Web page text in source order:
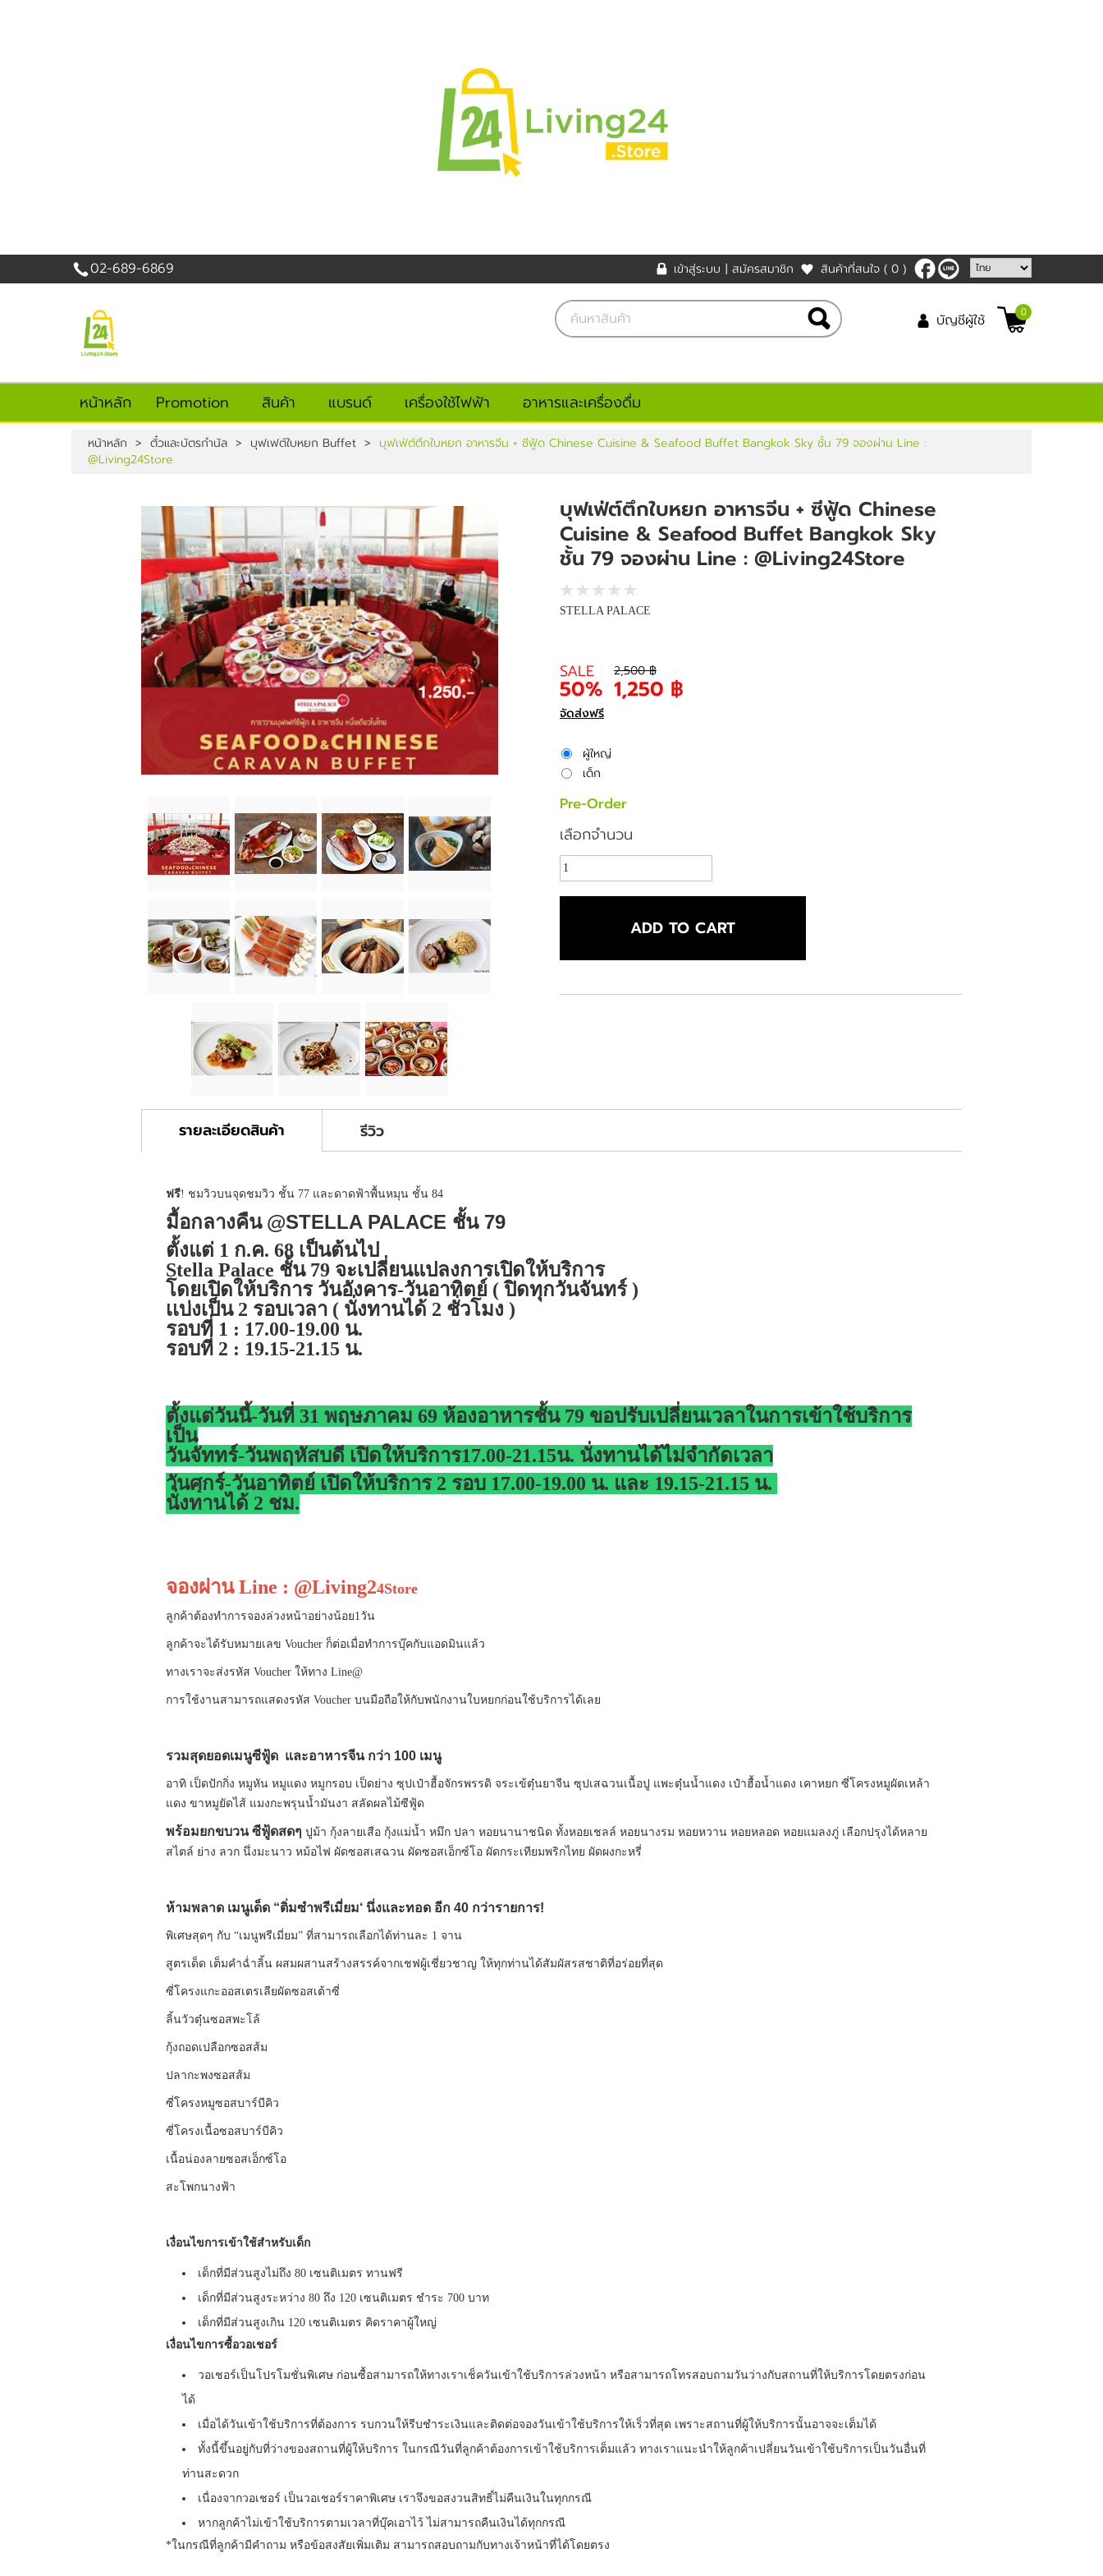
เครื่องใช้ไฟฟ้า
อาหารและเครื่องดื่ม
02-689-6869 เข้าสู่ระบบ | สมัครสมาชิก สินค้าที่สนใจ ( 0 )
บัญชีผู้ใช้ 0
หน้าหลัก Promotion สินค้า แบรนด์ เครื่องใช้ไฟฟ้า อาหารและเครื่องดื่ม
หน้าหลัก > ตั๋วและบัตรกำนัล > บุฟเฟต์ใบหยก Buffet > บุฟเฟ่ต์ตึกใบหยก อาหารจีน + ซีฟู้ด Chinese Cuisine & Seafood Buffet Bangkok Sky ชั้น 79 จองผ่าน Line :
@Living24Store
บุฟเฟ่ต์ตึกใบหยก อาหารจีน + ซีฟู้ด Chinese
Cuisine & Seafood Buffet Bangkok Sky
ชั้น 79 จองผ่าน Line : @Living24Store
STELLA PALACE
SALE
50%
2,500 ฿
1,250 ฿
จัดส่งฟรี
ผู้ใหญ่
เด็ก
Pre-Order
เลือกจำนวน
ADD TO CART
รายละเอียดสินค้า รีวิว
ฟรี! ชมวิวบนจุดชมวิว ชั้น 77 และดาดฟ้าพื้นหมุน ชั้น 84
มื้อกลางคืน @STELLA PALACE ชั้น 79
ตั้งแต่ 1 ก.ค. 68 เป็นต้นไป
Stella Palace ชั้น 79 จะเปลี่ยนแปลงการเปิดให้บริการ
โดยเปิดให้บริการ วันอังคาร-วันอาทิตย์ ( ปิดทุกวันจันทร์ )
เเบ่งเป็น 2 รอบเวลา ( นั่งทานได้ 2 ชั่วโมง )
รอบที่ 1 : 17.00-19.00 น.
รอบที่ 2 : 19.15-21.15 น.
ตั้งแต่วันนี้-วันที่ 31 พฤษภาคม 69 ห้องอาหารชั้น 79 ขอปรับเปลี่ยนเวลาในการเข้าใช้บริการ
เป็น
วันจัททร์-วันพฤหัสบดี เปิดให้บริการ17.00-21.15น. นั่งทานได้ไม่จำกัดเวลา
วันศุกร์-วันอาทิตย์ เปิดให้บริการ 2 รอบ 17.00-19.00 น. และ 19.15-21.15 น.
นั่งทานได้ 2 ชม.
จองผ่าน Line : @Living24Store
ลูกค้าต้องทำการจองล่วงหน้าอย่างน้อย1วัน
ลูกค้าจะได้รับหมายเลข Voucher ก็ต่อเมื่อทำการบุ๊คกับแอดมินแล้ว
ทางเราจะส่งรหัส Voucher ให้ทาง Line@
การใช้งานสามารถแสดงรหัส Voucher บนมือถือให้กับพนักงานใบหยกก่อนใช้บริการได้เลย
รวมสุดยอดเมนูซีฟู้ด และอาหารจีน กว่า 100 เมนู
อาทิ เป็ดปักกิ่ง หมูหัน หมูแดง หมูกรอบ เป็ดย่าง ซุปเป๋าฮื้อจักรพรรดิ จระเข้ตุ๋นยาจีน ซุปเสฉวนเนื้อปู แพะตุ๋นน้ำแดง เป๋าฮื้อน้ำแดง เคาหยก ซี่โครงหมูผัดเหล้า
แดง ขาหมูยัดไส้ แมงกะพรุนน้ำมันงา สลัดผลไม้ซีฟู้ด
พร้อมยกขบวน ซีฟู้ดสดๆ ปูม้า กุ้งลายเสือ กุ้งแม่น้ำ หมึก ปลา หอยนานาชนิด ทั้งหอยเชลล์ หอยนางรม หอยหวาน หอยหลอด หอยแมลงภู่ เลือกปรุงได้หลาย
สไตล์ ย่าง ลวก นึ่งมะนาว หม้อไฟ ผัดซอสเสฉวน ผัดซอสเอ็กซ์โอ ผัดกระเทียมพริกไทย ผัดผงกะหรี่
ห้ามพลาด เมนูเด็ด “ติ่มซำพรีเมี่ยม‘ นึ่งและทอด อีก 40 กว่ารายการ!
พิเศษสุดๆ กับ “เมนูพรีเมี่ยม” ที่สามารถเลือกได้ท่านละ 1 จาน
สูตรเด็ด เต็มคำฉ่ำลิ้น ผสมผสานสร้างสรรค์จากเชฟผู้เชี่ยวชาญ ให้ทุกท่านได้สัมผัสรสชาติที่อร่อยที่สุด
ซี่โครงแกะออสเตรเลียผัดซอสเต้าซี่
ลิ้นวัวตุ๋นซอสพะโล้
กุ้งถอดเปลือกซอสส้ม
ปลากะพงซอสส้ม
ซี่โครงหมูซอสบาร์บีคิว
ซี่โครงเนื้อซอสบาร์บีคิว
เนื้อน่องลายซอสเอ็กซ์โอ
สะโพกนางฟ้า
เงื่อนไขการเข้าใช้สำหรับเด็ก
เด็กที่มีส่วนสูงไม่ถึง 80 เซนติเมตร ทานฟรี
เด็กที่มีส่วนสูงระหว่าง 80 ถึง 120 เซนติเมตร ชำระ 700 บาท
เด็กที่มีส่วนสูงเกิน 120 เซนติเมตร คิดราคาผู้ใหญ่
เงื่อนไขการซื้อวอเชอร์
วอเชอร์เป็นโปรโมชั่นพิเศษ ก่อนซื้อสามารถให้ทางเราเช็ควันเข้าใช้บริการล่วงหน้า หรือสามารถโทรสอบถามวันว่างกับสถานที่ให้บริการโดยตรงก่อน
ได้
เมื่อได้วันเข้าใช้บริการที่ต้องการ รบกวนให้รีบชำระเงินและติดต่อจองวันเข้าใช้บริการให้เร็วที่สุด เพราะสถานที่ผู้ให้บริการนั้นอาจจะเต็มได้
ทั้งนี้ขึ้นอยู่กับที่ว่างของสถานที่ผู้ให้บริการ ในกรณีวันที่ลูกค้าต้องการเข้าใช้บริการเต็มแล้ว ทางเราแนะนำให้ลูกค้าเปลี่ยนวันเข้าใช้บริการเป็นวันอื่นที่
ท่านสะดวก
เนื่องจากวอเชอร์ เป็นวอเชอร์ราคาพิเศษ เราจึงขอสงวนสิทธิ์ไม่คืนเงินในทุกกรณี
หากลูกค้าไม่เข้าใช้บริการตามเวลาที่บุ๊คเอาไว้ ไม่สามารถคืนเงินได้ทุกกรณี
*ในกรณีที่ลูกค้ามีคำถาม หรือข้อสงสัยเพิ่มเติม สามารถสอบถามกับทางเจ้าหน้าที่ได้โดยตรง